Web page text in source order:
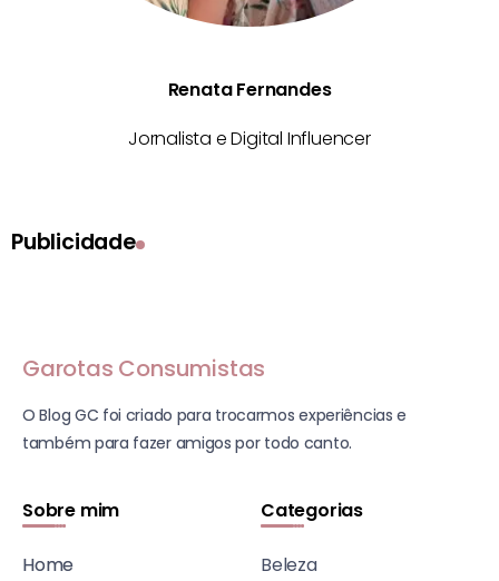
Renata Fernandes
Jornalista e Digital Influencer
Publicidade
Garotas Consumistas
O Blog GC foi criado para trocarmos experiências e
também para fazer amigos por todo canto.
Sobre mim
Home
Categorias
Beleza